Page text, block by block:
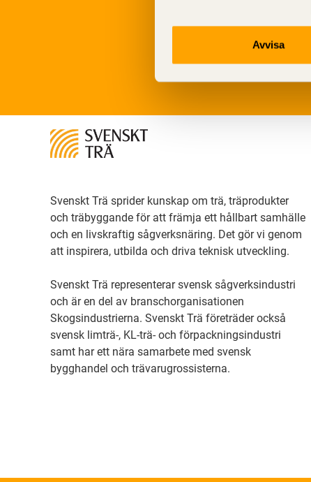
Avvisa
Svenskt Trä sprider kunskap om trä, träprodukter
och träbyggande för att främja ett hållbart samhälle
och en livskraftig sågverksnäring. Det gör vi genom
att inspirera, utbilda och driva teknisk utveckling.
Svenskt Trä representerar svensk sågverksindustri
och är en del av branschorganisationen
Skogsindustrierna. Svenskt Trä företräder också
svensk limträ-, KL-trä- och förpackningsindustri
samt har ett nära samarbete med svensk
bygghandel och trävarugrossisterna.